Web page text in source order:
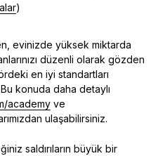
)
evinizde yüksek miktarda
düzenli olarak gözden
en iyi standartları
konuda daha detaylı
academyve
ulaşabilirsiniz.
saldırıların büyük bir